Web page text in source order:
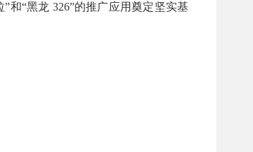
和“黑龙 326”的推广应用奠定坚实基